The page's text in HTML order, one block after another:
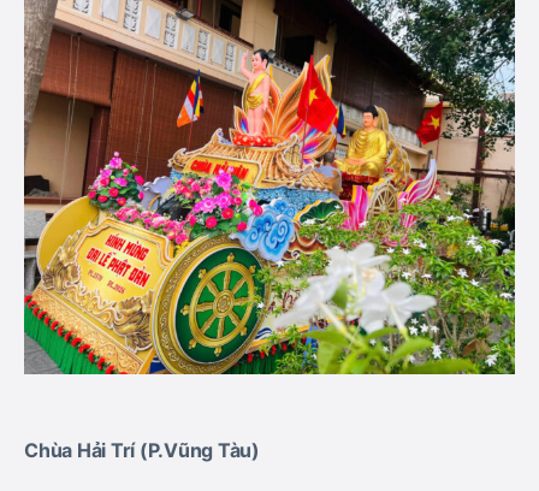
Chùa Hải Trí (P.Vũng Tàu)